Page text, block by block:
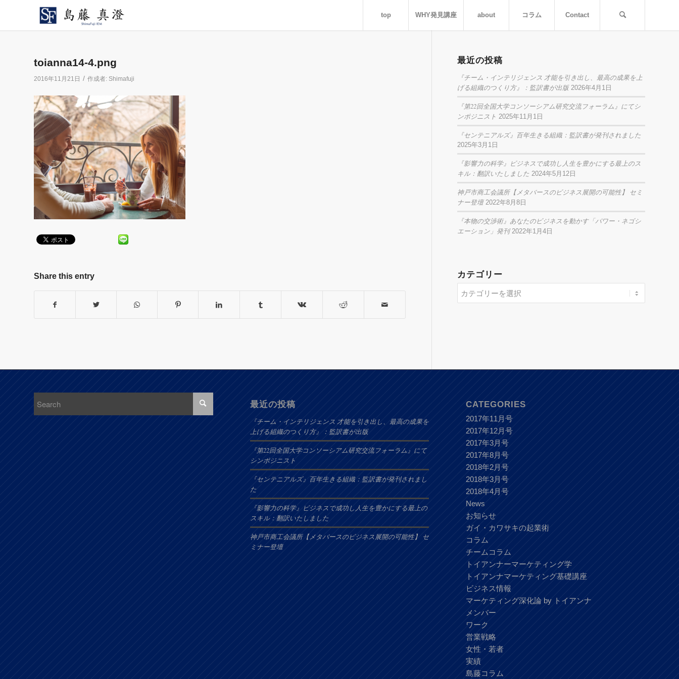
top WHY発見講座 about コラム Contact
toianna14-4.png
2016年11月21日 / 作成者: Shimafuji
Share this entry
最近の投稿
『チーム・インテリジェンス 才能を引き出し、最高の成果を上
げる組織のつくり方』：監訳書が出版 2026年4月1日
『第22回全国大学コンソーシアム研究交流フォーラム』にてシ
ンポジニスト 2025年11月1日
『センテニアルズ』百年生きる組織：監訳書が発刊されました
2025年3月1日
『影響力の科学』ビジネスで成功し人生を豊かにする最上のス
キル：翻訳いたしました 2024年5月12日
神戸市商工会議所【メタバースのビジネス展開の可能性】 セミ
ナー登壇 2022年8月8日
『本物の交渉術』あなたのビジネスを動かす「パワー・ネゴシ
エーション」発刊 2022年1月4日
カテゴリー
最近の投稿
『チーム・インテリジェンス 才能を引き出し、最高の成果を
上げる組織のつくり方』：監訳書が出版
『第22回全国大学コンソーシアム研究交流フォーラム』にて
シンポジニスト
『センテニアルズ』百年生きる組織：監訳書が発刊されまし
た
『影響力の科学』ビジネスで成功し人生を豊かにする最上の
スキル：翻訳いたしました
神戸市商工会議所【メタバースのビジネス展開の可能性】 セ
ミナー登壇
CATEGORIES
2017年11月号
2017年12月号
2017年3月号
2017年8月号
2018年2月号
2018年3月号
2018年4月号
News
お知らせ
ガイ・カワサキの起業術
コラム
チームコラム
トイアンナーマーケティング学
トイアンナマーケティング基礎講座
ビジネス情報
マーケティング深化論 by トイアンナ
メンバー
ワーク
営業戦略
女性・若者
実績
島藤コラム